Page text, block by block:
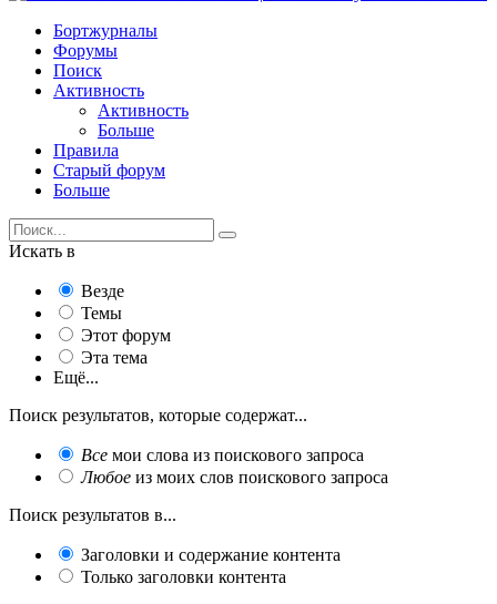
Бортжурналы
Форумы
Поиск
Активность
Активность
Больше
Правила
Старый форум
Больше
Искать в
Везде
Темы
Этот форум
Эта тема
Ещё...
Поиск результатов, которые содержат...
Все мои слова из поискового запроса
Любое из моих слов поискового запроса
Поиск результатов в...
Заголовки и содержание контента
Только заголовки контента